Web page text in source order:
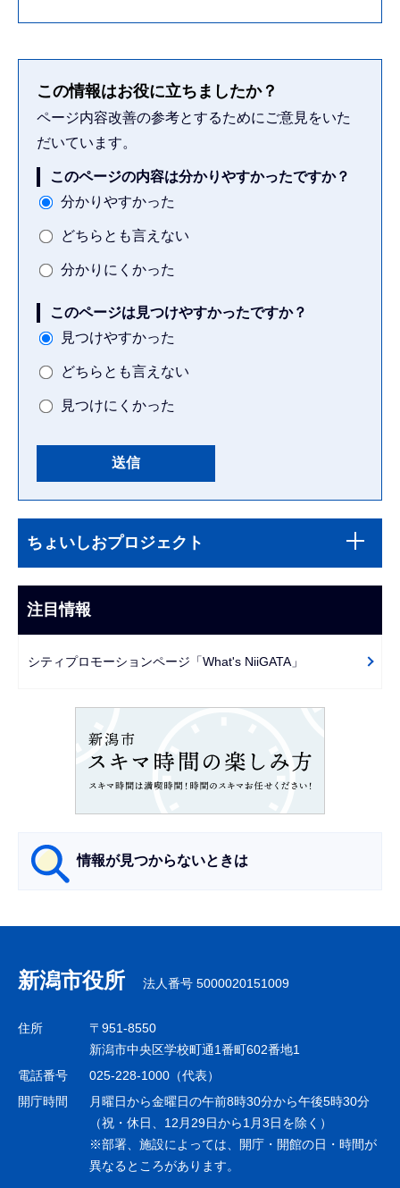
この情報はお役に立ちましたか？
ページ内容改善の参考とするためにご意見をいた
だいています。
このページの内容は分かりやすかったですか？
分かりやすかった
どちらとも言えない
分かりにくかった
このページは見つけやすかったですか？
見つけやすかった
どちらとも言えない
見つけにくかった
文
こ
ま
で
ビ
ー
ちょいしおプロジェクト
注目情報
シティプロモーションページ「What's NiiGATA」
情報が見つからないときは
ナ
ビ
ゲ
シ
ョ
新潟市役所 法人番号 5000020151009
住所
〒951-8550
新潟市中央区学校町通1番町602番地1
電話番号
025-228-1000（代表）
開庁時間
月曜日から金曜日の午前8時30分から午後5時30分
（祝・休日、12月29日から1月3日を除く）
※部署、施設によっては、開庁・開館の日・時間が
異なるところがあります。